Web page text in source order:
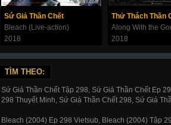
Sứ Giả Thần Chết
Bleach (Live-action)
2018
2018
TÌM THEO:
Sứ Giả Thần Chết Tập 298, Sứ Giả Thần Chết Ep
298 Thuyết Minh, Sứ Giả Thần Chết 298, Sứ Giả
Bleach (2004) Ep 298 Vietsub, Bleach (2004) Tập